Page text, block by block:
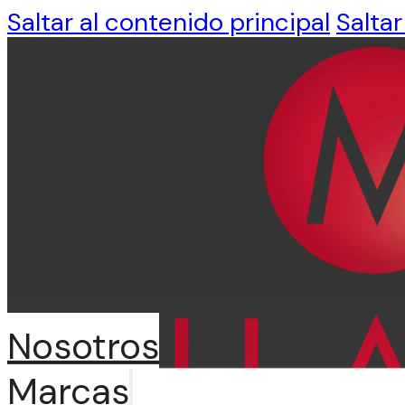
Saltar al contenido principal
Nosotros
Marcas